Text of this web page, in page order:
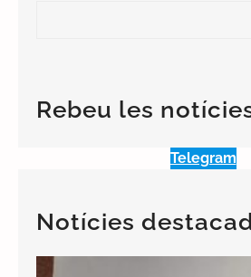
hRebeu les
Telegram
Notícies